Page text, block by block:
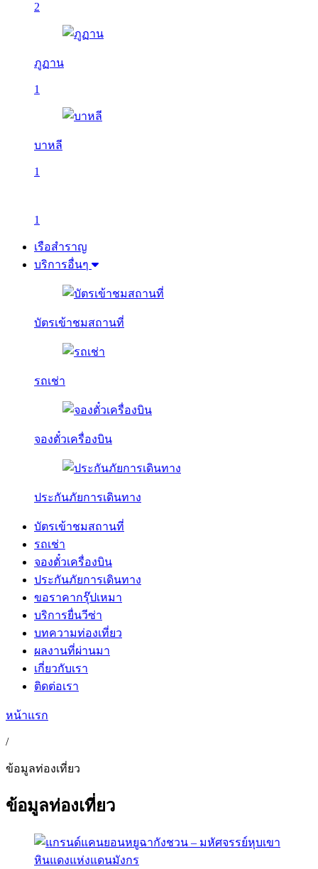
2
ภูฏาน
1
บาหลี
1
1
เรือสำราญ
บริการอื่นๆ
บัตรเข้าชมสถานที่
รถเช่า
จองตั๋วเครื่องบิน
ประกันภัยการเดินทาง
บัตรเข้าชมสถานที่
รถเช่า
จองตั๋วเครื่องบิน
ประกันภัยการเดินทาง
ขอราคากรุ๊ปเหมา
บริการยื่นวีซ่า
บทความท่องเที่ยว
ผลงานที่ผ่านมา
เกี่ยวกับเรา
ติดต่อเรา
หน้าแรก
/
ข้อมูลท่องเที่ยว
ข้อมูลท่องเที่ยว